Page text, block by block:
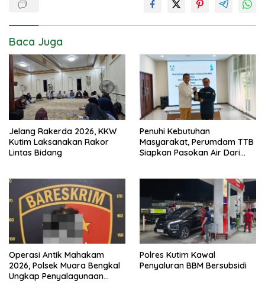
Baca Juga
Jelang Rakerda 2026, KKW
Kutim Laksanakan Rakor
Lintas Bidang
Penuhi Kebutuhan
Masyarakat, Perumdam TTB
Siapkan Pasokan Air Dari
Operasi Antik Mahakam
2026, Polsek Muara Bengkal
Ungkap Penyalagunaan
Polres Kutim Kawal
Penyaluran BBM Bersubsidi